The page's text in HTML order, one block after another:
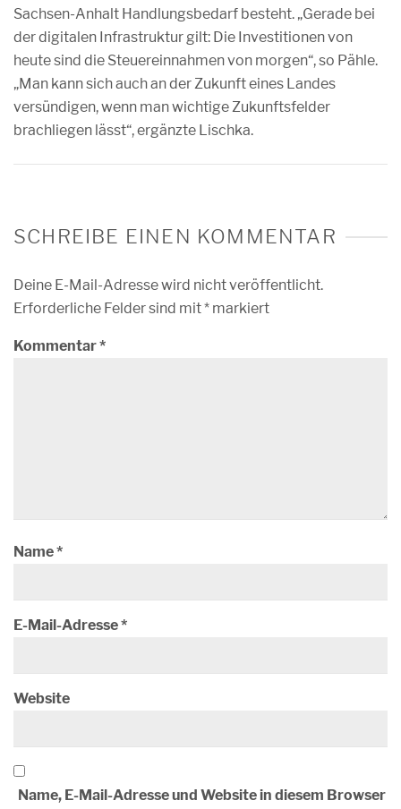
Sachsen-Anhalt Handlungsbedarf besteht. „Gerade bei
der digitalen Infrastruktur gilt: Die Investitionen von
heute sind die Steuereinnahmen von morgen“, so Pähle.
„Man kann sich auch an der Zukunft eines Landes
versündigen, wenn man wichtige Zukunftsfelder
brachliegen lässt“, ergänzte Lischka.
SCHREIBE EINEN KOMMENTAR
Deine E-Mail-Adresse wird nicht veröffentlicht.
Erforderliche Felder sind mit* markiert
Kommentar*
Name*
E-Mail-Adresse*
Website
Name, E-Mail-Adresse und Website in diesem Browser